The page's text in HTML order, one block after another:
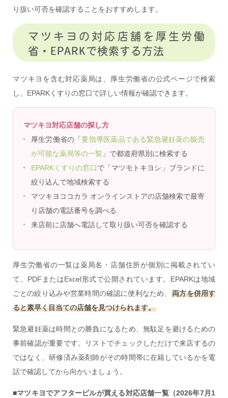
り扱い可否を確認することをおすすめします。
マツキヨの対応店舗を厚生労働
省・EPARKで検索する方法
マツキヨを含む対応薬局は、厚生労働省の公式ページで検索
し、EPARKくすりの窓口で詳しい情報が確認できます。
マツキヨ対応店舗の探し方
厚生労働省の「要指導医薬品である緊急避妊薬の販売
が可能な薬局等の一覧 」で都道府県別に検索する
EPARKくすりの窓口で「マツモトキヨシ」ブランドに
絞り込んで地域検索する
マツキヨココカラ オンラインストアの店舗検索で最寄
り店舗の電話番号を調べる
来店前に店舗へ電話して取り扱い可否を確認する
厚生労働省の一覧は薬局名・店舗住所が個別に掲載されてい
て、PDFまたはExcel形式で公開されています。EPARKは地域
ごとの絞り込みや営業時間の確認に便利なため、両方を併用す
ると素早く目当ての店舗を見つけられます。
緊急避妊薬は時間との勝負になるため、無駄足を避けるための
事前確認が重要です。リストでチェックしただけで来店するの
ではなく、研修済み薬剤師がその時間帯に在籍しているかを電
話で確認してから向かいましょう。
■マツキヨでアフターピルが買える対応店舗一覧（2026年7月1